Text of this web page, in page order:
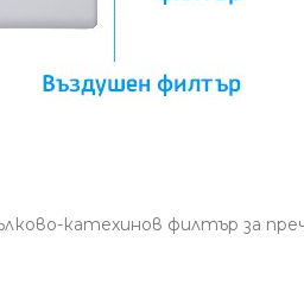
катехинов филтър за